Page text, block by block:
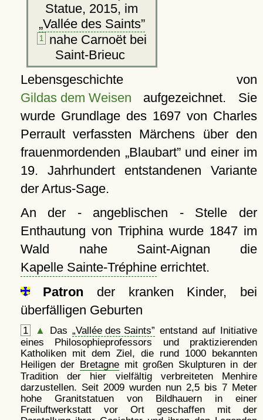
Statue, 2015, im
Vallée des Saints
1
nahe Carnoët bei
Saint-Brieuc
Lebensgeschichte von
Gildas dem Weisen aufgezeichnet. Sie
wurde Grundlage des 1697 von Charles
Perrault verfassten Märchens über den
frauenmordenden
Blaubart und einer im
19. Jahrhundert entstandenen Variante
der Artus-Sage.
An der - angeblischen - Stelle der
Enthautung von Triphina wurde 1847 im
Wald nahe Saint-Aignan die
Kapelle Sainte-Tréphineerrichtet.
Patron der kranken Kinder, bei
überfälligen Geburten
1 ▲ Das Vallée des Saints
entstand auf Initiative
eines Philosophieprofessors und praktizierenden
Katholiken mit dem Ziel, die rund 1000 bekannten
Heiligen der Bretagne mit großen Skulpturen in der
Tradition der hier vielfältig verbreiteten Menhire
darzustellen. Seit 2009 wurden nun 2,5 bis 7 Meter
hohe Granitstatuen von Bildhauern in einer
Freiluftwerkstatt vor Ort geschaffen mit der